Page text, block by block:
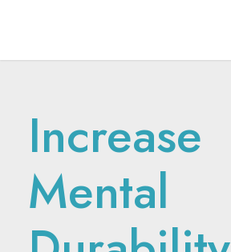
Increase
Mental